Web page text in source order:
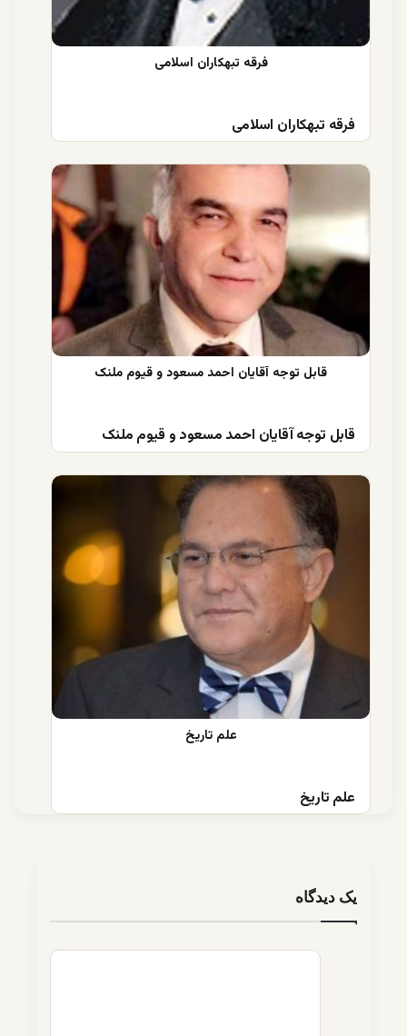
فرقه تبهکاران اسلامی
قابل توجه آقایان احمد مسعود و قیوم ملنک
علم تاریخ
یک دیدگاه